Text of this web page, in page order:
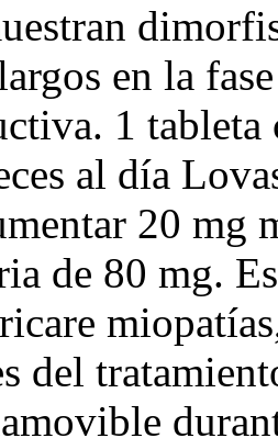
en la
1
al día
20 mg
de 80 mg.
del